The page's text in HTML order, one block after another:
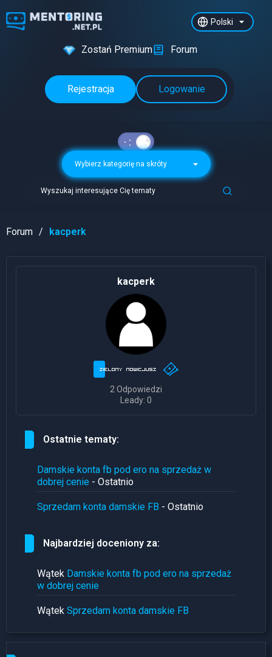
Polski
Zostań Premium Forum
Rejestracja Logowanie
Wybierz kategorię na skróty
Wyszukaj interesujące Cię tematy
Forum kacperk
kacperk
2 Odpowiedzi
Leady: 0
Ostatnie tematy:
Damskie konta fb pod ero na sprzedaż w
dobrej cenie - Ostatnio
Sprzedam konta damskie FB - Ostatnio
Najbardziej doceniony za:
Wątek Damskie konta fb pod ero na sprzedaż
w dobrej cenie
Wątek Sprzedam konta damskie FB